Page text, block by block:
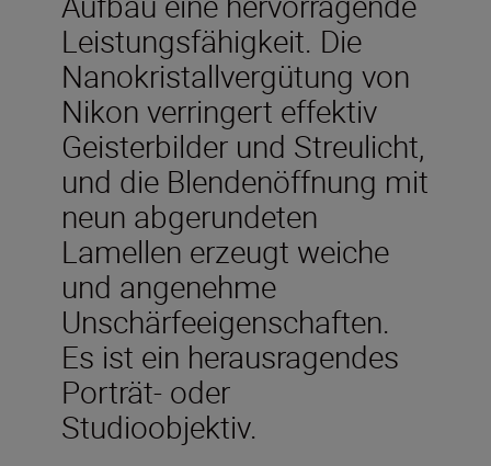
Leistungsfähigkeit. Die
Nanokristallvergütung von
Nikon verringert effektiv
Geisterbilder und Streulicht,
und die Blendenöffnung mit
neun abgerundeten
Lamellen erzeugt weiche
und angenehme
Unschärfeeigenschaften.
Es ist ein herausragendes
Porträt- oder
Studioobjektiv.